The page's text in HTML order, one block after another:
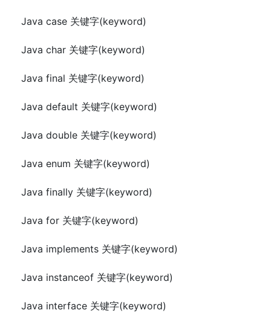
Java case 关键字(keyword)
Java char 关键字(keyword)
Java final 关键字(keyword)
Java default 关键字(keyword)
Java double 关键字(keyword)
Java enum 关键字(keyword)
Java finally 关键字(keyword)
Java for 关键字(keyword)
Java implements 关键字(keyword)
Java instanceof 关键字(keyword)
Java interface 关键字(keyword)